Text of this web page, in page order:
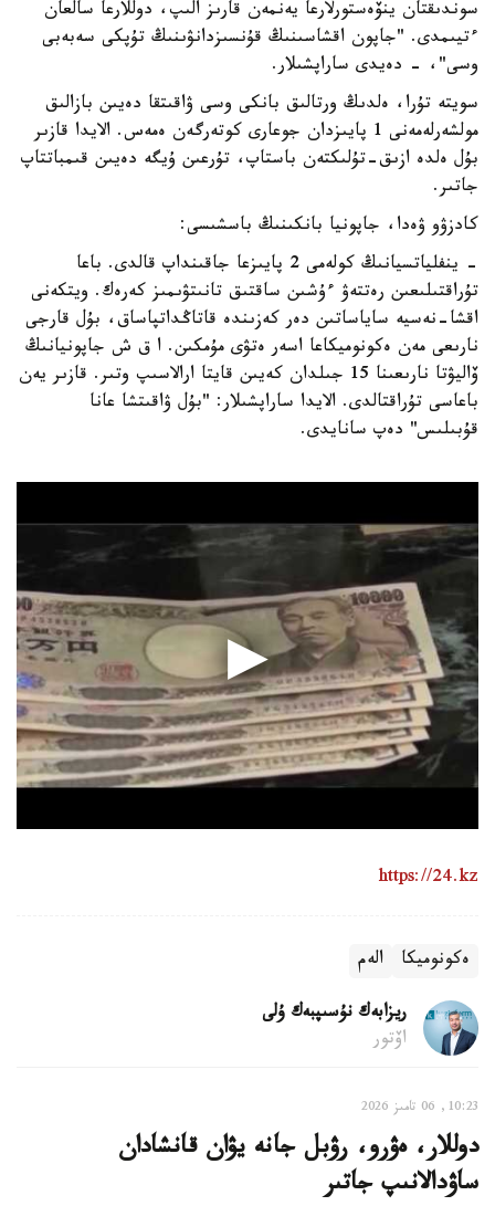
سوندىقتان ينۆەستورلارعا يەنمەن قارىز الىپ، دوللارعا سالعان
ءتيىمدى. "جاپون اقشاسىنىڭ قۇنسىزدانۋىنىڭ تۇپكى سەبەبى
وسى"، - دەيدى ساراپشىلار.
سويتە تۇرا، ەلدىڭ ورتالىق بانكى وسى ۋاقىتقا دەيىن بازالىق
مولشەرلەمەنى 1 پايىزدان جوعارى كوتەرگەن ەمەس. الايدا قازىر
بۇل ەلدە ازىق-تۇلىكتەن باستاپ، تۇرعىن ۇيگە دەيىن قىمباتتاپ
جاتىر.
كادزۋو ۋەدا، جاپونيا بانكىنىڭ باسشىسى:
- ينفلياتسيانىڭ كولەمى 2 پايىزعا جاقىنداپ قالدى. باعا
تۇراقتىلىعىن رەتتەۋ ءۇشىن ساقتىق تانىتۋىمىز كەرەك. ويتكەنى
اقشا-نەسيە ساياساتىن دەر كەزىندە قاتاڭداتپاساق، بۇل قارجى
نارىعى مەن ەكونوميكاعا اسەر ەتۋى مۇمكىن. ا ق ش جاپونيانىڭ
ۆاليۋتا نارىعىنا 15 جىلدان كەيىن قايتا ارالاسىپ وتىر. قازىر يەن
باعاسى تۇراقتالدى. الايدا ساراپشىلار: "بۇل ۋاقىتشا عانا
قۇبىلىس" دەپ سانايدى.
https://24.kz
ەكونوميكا الەم
ريزابەك نۇسىپبەك ۇلى
اۆتور
10:23, 06 تامىز 2026
دوللار، ەۋرو، رۋبل جانە يۋان قانشادان
ساۋدالانىپ جاتىر